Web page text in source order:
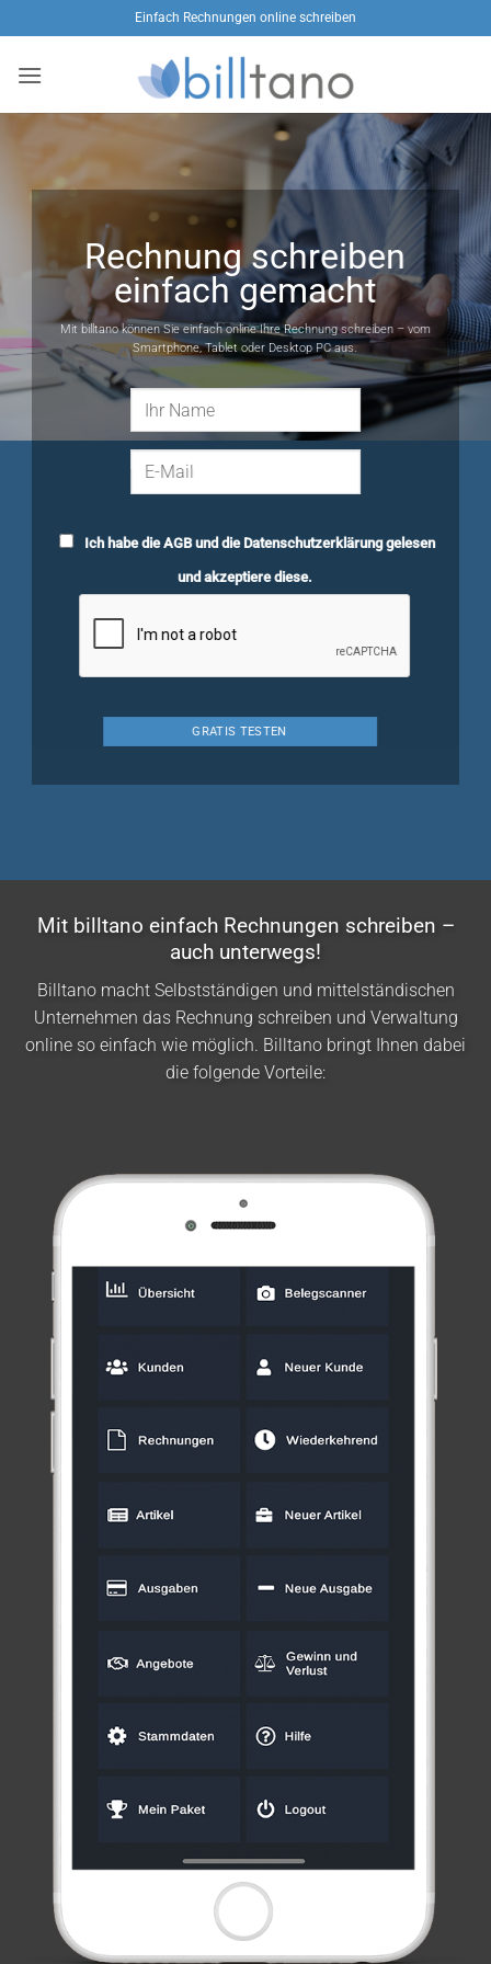
Inhalt
springen
Einfach Rechnungen online schreiben
Rechnung schreiben
einfach gemacht
Mit billtano können Sie einfach online Ihre Rechnung schreiben – vom
Smartphone, Tablet oder Desktop PC aus.
Ich habe dieAGBund die Datenschutzerklärunggelesen
und akzeptiere diese.
Mit billtano einfach Rechnungen schreiben –
auch unterwegs!
Billtano macht Selbstständigen und mittelständischen
Unternehmen das Rechnung schreiben und Verwaltung
online so einfach wie möglich. Billtano bringt Ihnen dabei
die folgende Vorteile: